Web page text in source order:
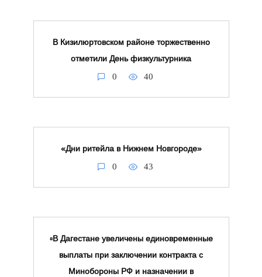
В Кизилюртовском районе торжественно
отметили День физкультурника
0 40
«Дни ритейла в Нижнем Новгороде»
0 43
▫️В Дагестане увеличены единовременные
выплаты при заключении контракта с
Минобороны РФ и назначении в